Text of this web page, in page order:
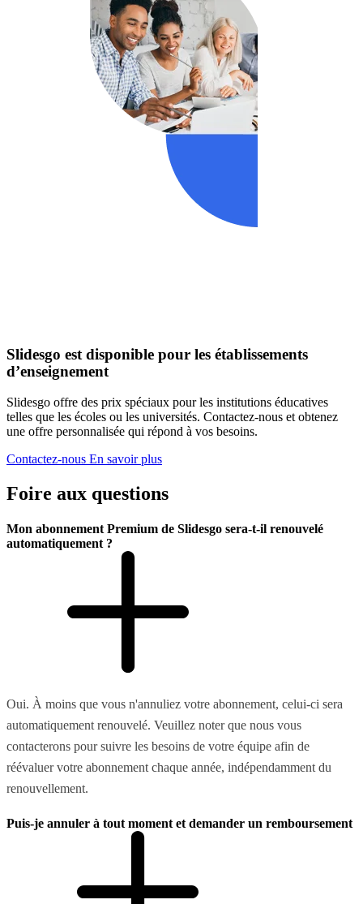
Slidesgo est disponible pour les établissements
d’enseignement
Slidesgo offre des prix spéciaux pour les institutions éducatives
telles que les écoles ou les universités. Contactez-nous et obtenez
une offre personnalisée qui répond à vos besoins.
Contactez-nous En savoir plus
Foire aux questions
Mon abonnement Premium de Slidesgo sera-t-il renouvelé
automatiquement ?
Oui. À moins que vous n'annuliez votre abonnement, celui-ci sera
automatiquement renouvelé. Veuillez noter que nous vous
contacterons pour suivre les besoins de votre équipe afin de
réévaluer votre abonnement chaque année, indépendamment du
renouvellement.
Puis-je annuler à tout moment et demander un remboursement